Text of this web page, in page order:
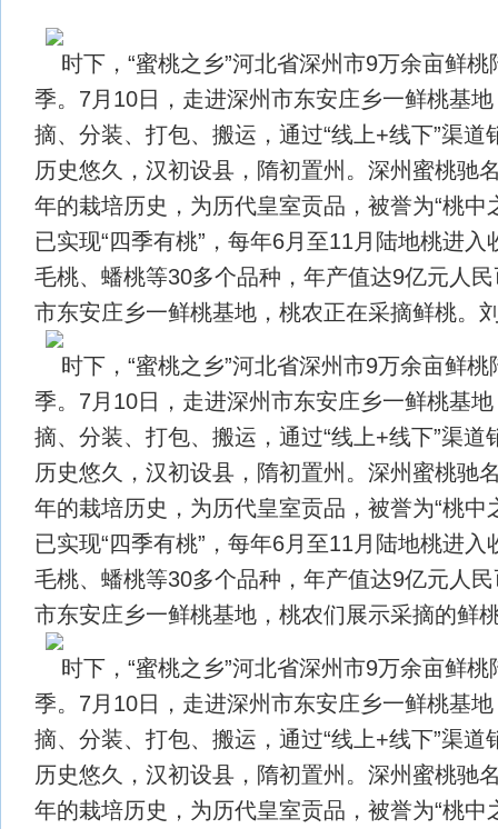
时下，“蜜桃之乡”河北省深州市9万余亩鲜
季。7月10日，走进深州市东安庄乡一鲜桃基
摘、分装、打包、搬运，通过“线上+线下”渠道
历史悠久，汉初设县，隋初置州。深州蜜桃驰
年的栽培历史，为历代皇室贡品，被誉为“桃中
已实现“四季有桃”，每年6月至11月陆地桃进
毛桃、蟠桃等30多个品种，年产值达9亿元人
市东安庄乡一鲜桃基地，桃农正在采摘鲜桃。
时下，“蜜桃之乡”河北省深州市9万余亩鲜
季。7月10日，走进深州市东安庄乡一鲜桃基
摘、分装、打包、搬运，通过“线上+线下”渠道
历史悠久，汉初设县，隋初置州。深州蜜桃驰
年的栽培历史，为历代皇室贡品，被誉为“桃中
已实现“四季有桃”，每年6月至11月陆地桃进
毛桃、蟠桃等30多个品种，年产值达9亿元人
市东安庄乡一鲜桃基地，桃农们展示采摘的鲜
时下，“蜜桃之乡”河北省深州市9万余亩鲜
季。7月10日，走进深州市东安庄乡一鲜桃基
摘、分装、打包、搬运，通过“线上+线下”渠道
历史悠久，汉初设县，隋初置州。深州蜜桃驰
年的栽培历史，为历代皇室贡品，被誉为“桃中